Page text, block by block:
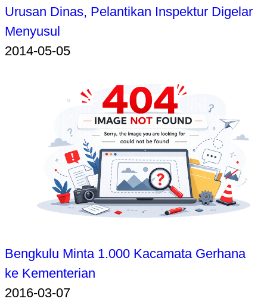
Urusan Dinas, Pelantikan Inspektur Digelar
Menyusul
2014-05-05
Bengkulu Minta 1.000 Kacamata Gerhana
ke Kementerian
2016-03-07